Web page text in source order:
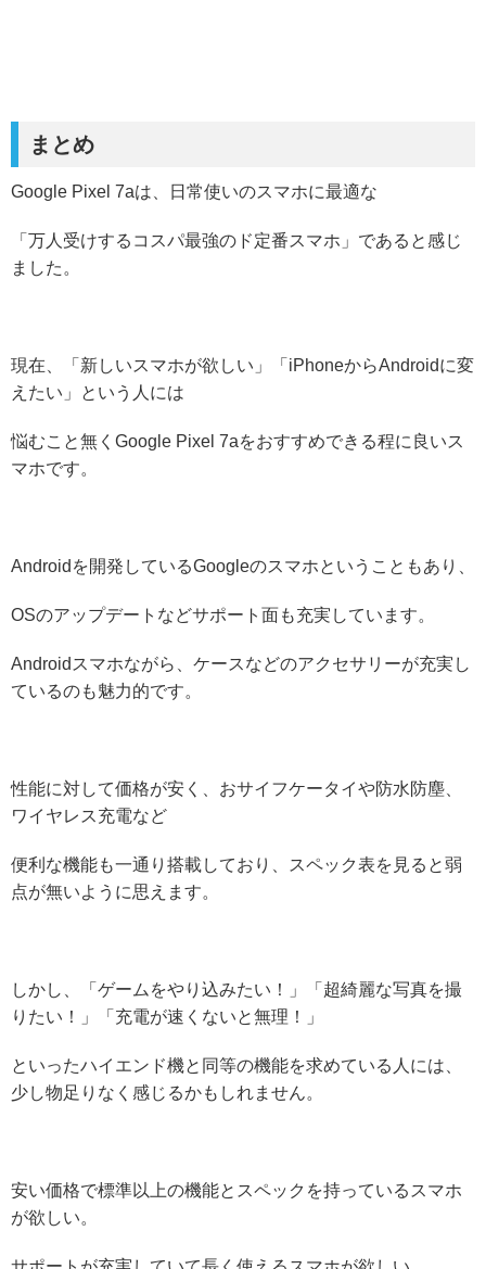
まとめ
Google Pixel 7aは、日常使いのスマホに最適な
「万人受けするコスパ最強のド定番スマホ」であると感じ
ました。
現在、「新しいスマホが欲しい」「iPhoneからAndroidに変
えたい」という人には
悩むこと無くGoogle Pixel 7aをおすすめできる程に良いス
マホです。
Androidを開発しているGoogleのスマホということもあり、
OSのアップデートなどサポート面も充実しています。
Androidスマホながら、ケースなどのアクセサリーが充実し
ているのも魅力的です。
性能に対して価格が安く、おサイフケータイや防水防塵、
ワイヤレス充電など
便利な機能も一通り搭載しており、スペック表を見ると弱
点が無いように思えます。
しかし、「ゲームをやり込みたい！」「超綺麗な写真を撮
りたい！」「充電が速くないと無理！」
といったハイエンド機と同等の機能を求めている人には、
少し物足りなく感じるかもしれません。
安い価格で標準以上の機能とスペックを持っているスマホ
が欲しい。